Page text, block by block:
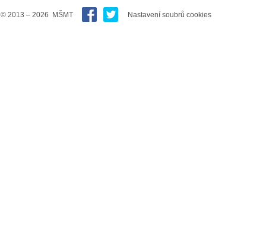
© 2013 – 2026 MŠMT Nastavení soubrů cookies